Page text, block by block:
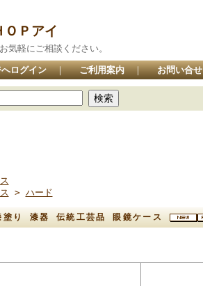
Ｐアイ
気軽にご相談ください。
ログイン ｜ ご利用案内 ｜ お問い合せ
> ハード
り 漆器 伝統工芸品 眼鏡ケース